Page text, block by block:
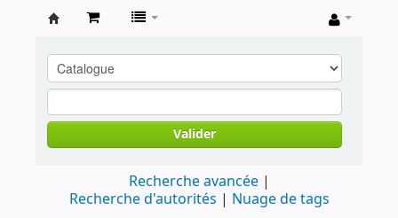
contestataires
Valider
Recherche avancée
Recherche d'autorités
Nuage de tags